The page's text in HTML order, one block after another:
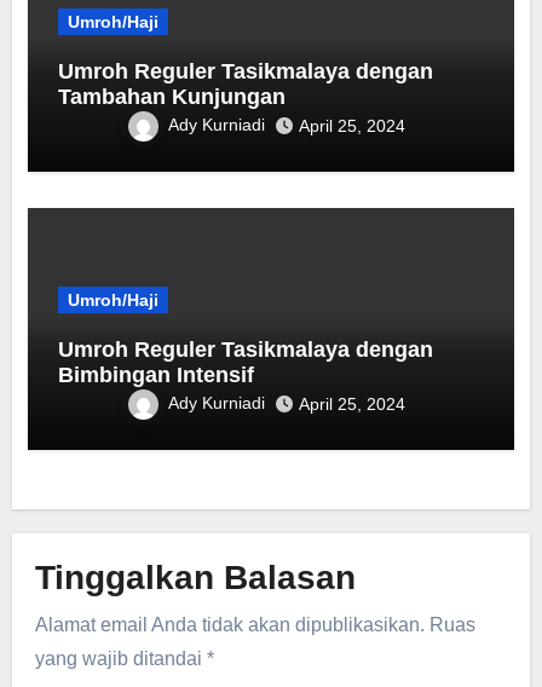
Umroh/Haji
Umroh Reguler Tasikmalaya dengan
Tambahan Kunjungan
Ady Kurniadi April 25, 2024
Umroh/Haji
Umroh Reguler Tasikmalaya dengan
Bimbingan Intensif
Ady Kurniadi April 25, 2024
Tinggalkan Balasan
Alamat email Anda tidak akan dipublikasikan. Ruas
yang wajib ditandai*